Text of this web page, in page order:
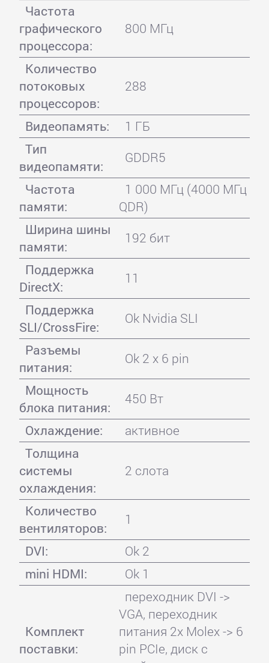
Частота
графического
процессора:
800 МГц
Количество
потоковых
процессоров:
288
Видеопамять:
1 ГБ
Тип
видеопамяти:
GDDR5
Частота
памяти:
1 000 МГц (4000 МГц
QDR)
Ширина шины
памяти:
192 бит
Поддержка
DirectX:
11
Поддержка
SLI/CrossFire:
Ok Nvidia SLI
Разъемы
питания:
Ok 2 x 6 pin
Мощность
блока питания:
450 Вт
Охлаждение:
активное
Толщина
системы
охлаждения:
2 слота
Количество
вентиляторов:
1
DVI:
Ok 2
mini HDMI:
Ok 1
Комплект
поставки:
переходник DVI ->
VGA, переходник
питания 2x Molex -> 6
pin PCIe, диск с